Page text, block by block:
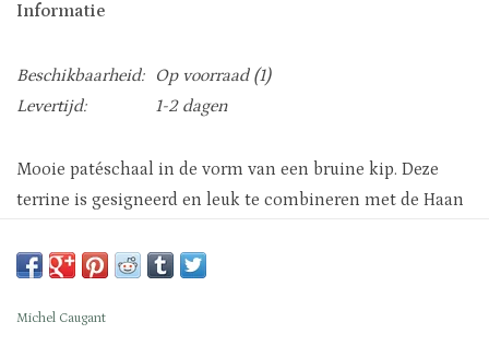
Informatie
Beschikbaarheid: Op voorraad(1)
Levertijd:
1-2 dagen
Mooie patéschaal in de vorm van een bruine kip. Deze
terrine is gesigneerd en leuk te combineren met de Haan
feestdagen of Pasen. De kip is 17cm breed en is 17cm hoog
Michel Caugant